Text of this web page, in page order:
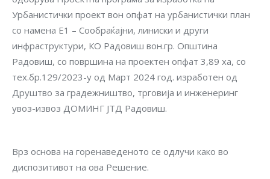
Урбанистички проект вон опфат на урбанистички план
со намена Е1 – Сообраќајни, линиски и други
инфраструктури, КО Радовиш вон.гр. Општина
Радовиш, со површина на проектен опфат 3,89 ха, со
тех.бр.129/2023-у од Март 2024 год. изработен од
Друштво за градежништво, трговија и инженеринг
увоз-извоз ДОМИНГ ЈТД Радовиш.
Врз основа на горенаведеното се одлучи како во
диспозитивот на ова Решение.